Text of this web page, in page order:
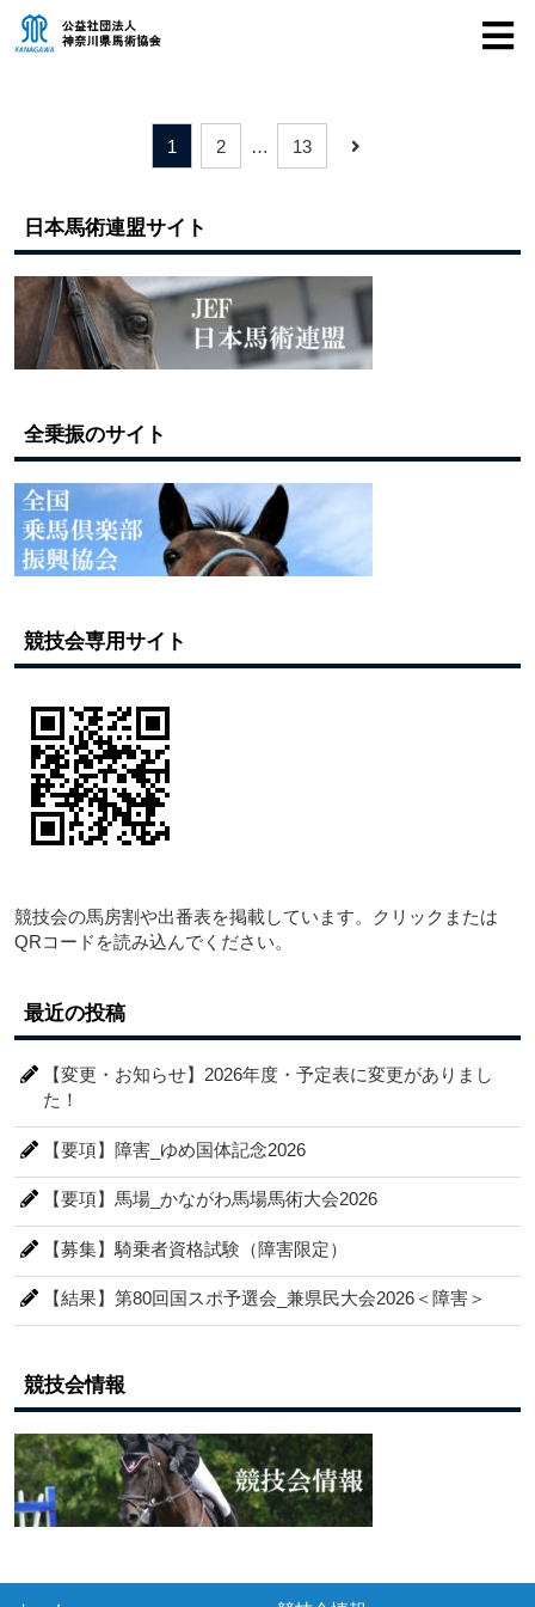
1 2 … 13
日本馬術連盟サイト
全乗振のサイト
競技会専用サイト
競技会の馬房割や出番表を掲載しています。クリックまたは
QRコードを読み込んでください。
最近の投稿
【変更・お知らせ】2026年度・予定表に変更がありまし
た！
【要項】障害_ゆめ国体記念2026
【要項】馬場_かながわ馬場馬術大会2026
【募集】騎乗者資格試験（障害限定）
【結果】第80回国スポ予選会_兼県民大会2026＜障害＞
競技会情報